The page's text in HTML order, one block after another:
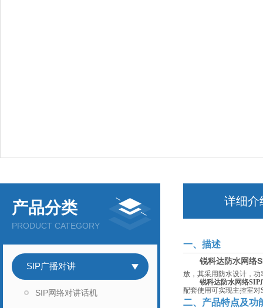
产品分类
PRODUCT CATEGORY
SIP广播对讲
SIP网络对讲话机
详细介
一、描述
锐科达防水网络
放，其采用防水设计，
锐科达防水网络SIP
配套使用可实现主控室
二、产品特点及功